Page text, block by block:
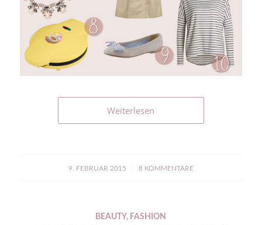
Weiterlesen
9. FEBRUAR 2015
/ 8 KOMMENTARE
BEAUTY, FASHION